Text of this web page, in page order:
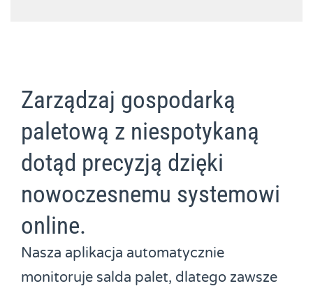
Zarządzaj gospodarką
paletową z niespotykaną
dotąd precyzją dzięki
nowoczesnemu systemowi
online.
Nasza aplikacja automatycznie
monitoruje salda palet, dlatego zawsze